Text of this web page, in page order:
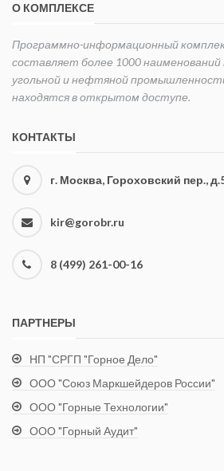
О КОМПЛЕКСЕ
Программно-информационный
составляет более 1000 наименований
угольной и нефтяной
находятся в открытом доступе.
КОНТАКТЫ
г. Москва, Гороховский пер.,
kir@gorobr.ru
8 (499) 261-00-16
ПАРТНЕРЫ
НП "СРГП "Горное Дело"
ООО "Союз Маркшейдеров России"
ООО "Горные Технологии"
ООО "Горный Аудит"